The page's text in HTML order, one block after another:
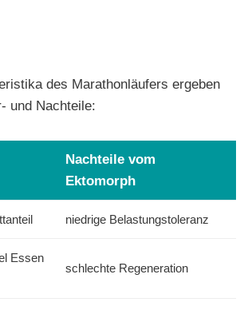
des Marathonläufers ergeben
und Nachteile:
Nachteile vom
Ektomorph
niedrige Belastungstoleranz
Essen
schlechte Regeneration